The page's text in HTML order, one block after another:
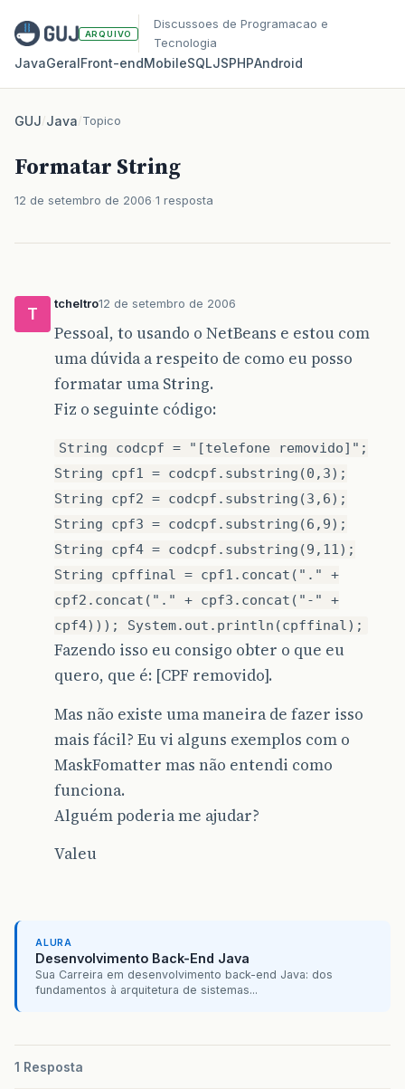
ARQUIVO
Discussoes de Programacao e
Tecnologia
JavaGeralFront‑endMobileSQLJSPHPAndroid
GUJ/Java/Topico
Formatar String
12 de setembro de 2006 1 resposta
T
tcheltro12 de setembro de 2006
Pessoal, to usando o NetBeans e estou com
uma dúvida a respeito de como eu posso
formatar uma String.
Fiz o seguinte código:
String codcpf = "[telefone removido]";
String cpf1 = codcpf.substring(0,3);
String cpf2 = codcpf.substring(3,6);
String cpf3 = codcpf.substring(6,9);
String cpf4 = codcpf.substring(9,11);
String cpffinal = cpf1.concat("." +
cpf2.concat("." + cpf3.concat("-" +
cpf4))); System.out.println(cpffinal);
Fazendo isso eu consigo obter o que eu
quero, que é: [CPF removido].
Mas não existe uma maneira de fazer isso
mais fácil? Eu vi alguns exemplos com o
MaskFomatter mas não entendi como
funciona.
Alguém poderia me ajudar?
Valeu
ALURA
Desenvolvimento Back-End Java
Sua Carreira em desenvolvimento back-end Java: dos
fundamentos à arquitetura de sistemas...
1 Resposta